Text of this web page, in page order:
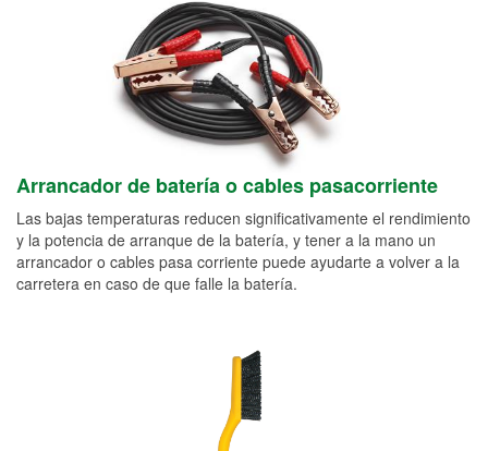
Arrancador de batería o cables pasacorriente
Las bajas temperaturas reducen significativamente el rendimiento
y la potencia de arranque de la batería, y tener a la mano un
arrancador o cables pasa corriente puede ayudarte a volver a la
carretera en caso de que falle la batería.